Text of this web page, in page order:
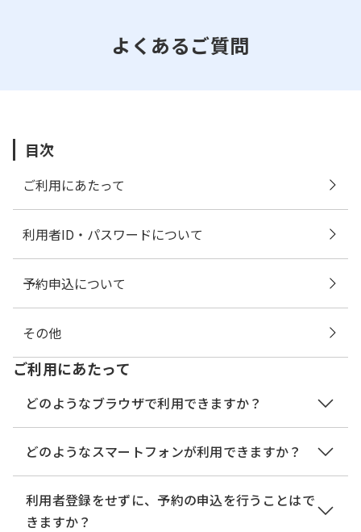
よくあるご質問
目次
ご利用にあたって
利用者ID・パスワードについて
予約申込について
その他
ご利用にあたって
どのようなブラウザで利用できますか？
次のブラウザを推奨します。
・Microsoft Edge（Chromium版）
（※）動作検証はWindows10で行っています。
（※）Internet Explorer11は令和4年6月16日のサ
どのようなスマートフォンが利用できますか？
以下のスマートフォンとブラウザを推奨します。
・iPhone：iOS10（標準提供ブラウザのSafari）
利用者登録をせずに、予約の申込を行うことはで
きますか？